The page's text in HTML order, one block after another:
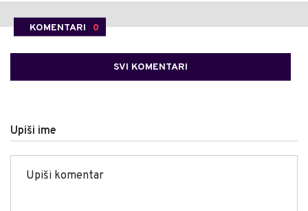
KOMENTARI 0
SVI KOMENTARI
Upiši ime